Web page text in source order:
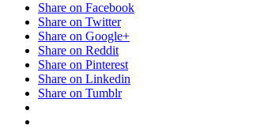
Share on Facebook
Share on Twitter
Share on Google+
Share on Reddit
Share on Pinterest
Share on Linkedin
Share on Tumblr